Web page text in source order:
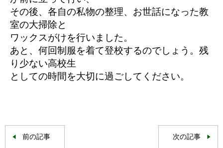
その後、各自の私物の整理、お世話になった教
室の大掃除と
ワックスがけを行いました。
あと、何回制服を着て登校するのでしょう。残
り少ない高校生
としての時間を大切に過ごしてください。
前の記事 次の記事